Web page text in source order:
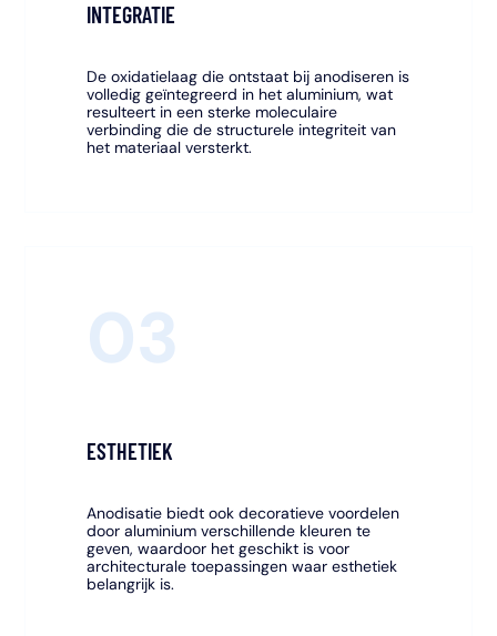
INTEGRATIE
De oxidatielaag die ontstaat bij anodiseren is
volledig geïntegreerd in het aluminium, wat
resulteert in een sterke moleculaire
verbinding die de structurele integriteit van
het materiaal versterkt.
03
ESTHETIEK
Anodisatie biedt ook decoratieve voordelen
door aluminium verschillende kleuren te
geven, waardoor het geschikt is voor
architecturale toepassingen waar esthetiek
belangrijk is.